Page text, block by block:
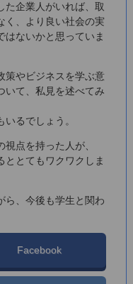
た企業人がいれば、取
く、より良い社会の実
はないかと思っていま
策やビジネスを学ぶ意
いて、私見を述べてみ
るでしょう。
点を持った人が、
ととてもワクワクしま
ら、今後も学生と関わ
Facebook